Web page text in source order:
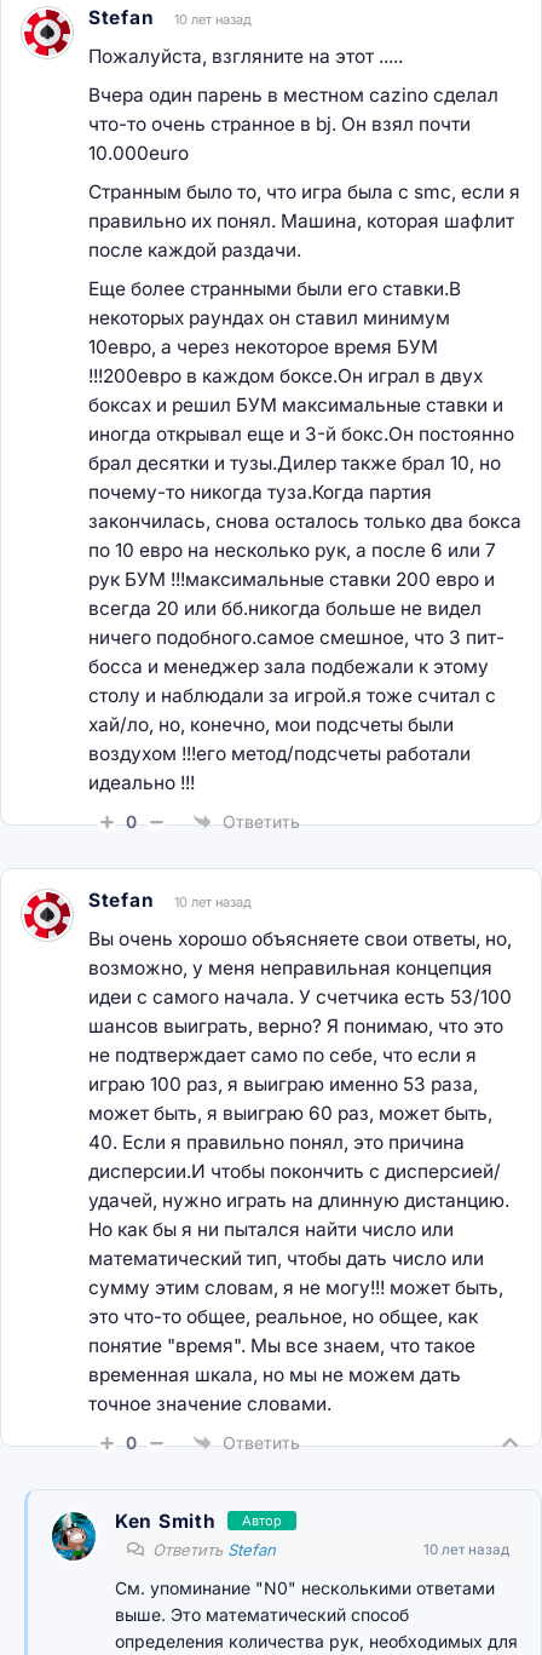
Stefan 10 лет назад
Пожалуйста, взгляните на этот .....
Вчера один парень в местном cazino сделал
что-то очень странное в bj. Он взял почти
10.000euro
Странным было то, что игра была с smc, если я
правильно их понял. Машина, которая шафлит
после каждой раздачи.
Еще более странными были его ставки.В
некоторых раундах он ставил минимум
10евро, а через некоторое время БУМ
!!!200евро в каждом боксе.Он играл в двух
боксах и решил БУМ максимальные ставки и
иногда открывал еще и 3-й бокс.Он постоянно
брал десятки и тузы.Дилер также брал 10, но
почему-то никогда туза.Когда партия
закончилась, снова осталось только два бокса
по 10 евро на несколько рук, а после 6 или 7
рук БУМ !!!максимальные ставки 200 евро и
всегда 20 или бб.никогда больше не видел
ничего подобного.самое смешное, что 3 пит-
босса и менеджер зала подбежали к этому
столу и наблюдали за игрой.я тоже считал с
хай/ло, но, конечно, мои подсчеты были
воздухом !!!его метод/подсчеты работали
идеально !!!
0 Ответить
Stefan 10 лет назад
Вы очень хорошо объясняете свои ответы, но,
возможно, у меня неправильная концепция
идеи с самого начала. У счетчика есть 53/100
шансов выиграть, верно? Я понимаю, что это
не подтверждает само по себе, что если я
играю 100 раз, я выиграю именно 53 раза,
может быть, я выиграю 60 раз, может быть,
40. Если я правильно понял, это причина
дисперсии.И чтобы покончить с дисперсией/
удачей, нужно играть на длинную дистанцию.
Но как бы я ни пытался найти число или
математический тип, чтобы дать число или
сумму этим словам, я не могу!!! может быть,
это что-то общее, реальное, но общее, как
понятие "время". Мы все знаем, что такое
временная шкала, но мы не можем дать
точное значение словами.
0 Ответить
Ken Smith Автор
Ответить Stefan 10 лет назад
См. упоминание "N0" несколькими ответами
выше. Это математический способ
определения количества рук, необходимых для